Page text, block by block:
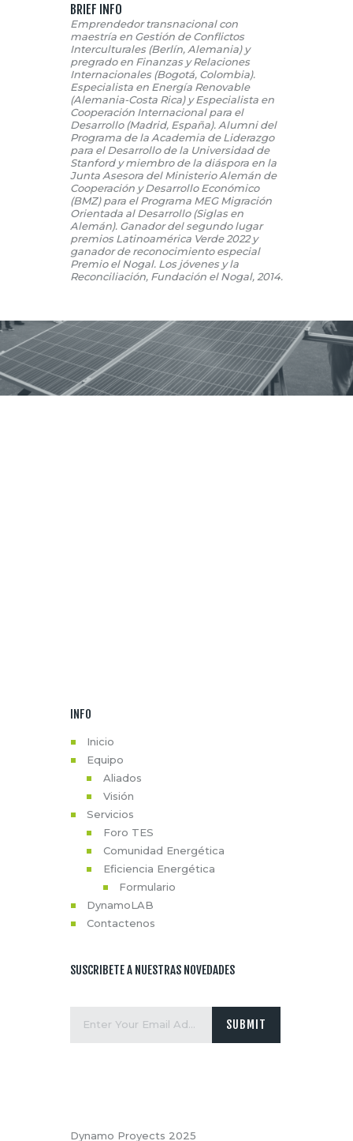
BRIEF INFO
Emprendedor transnacional con
maestría en Gestión de Conflictos
Interculturales (Berlín, Alemania) y
pregrado en Finanzas y Relaciones
Internacionales (Bogotá, Colombia).
Especialista en Energía Renovable
(Alemania-Costa Rica) y Especialista en
Cooperación Internacional para el
Desarrollo (Madrid, España). Alumni del
Programa de la Academia de Liderazgo
para el Desarrollo de la Universidad de
Stanford y miembro de la diáspora en la
Junta Asesora del Ministerio Alemán de
Cooperación y Desarrollo Económico
(BMZ) para el Programa MEG Migración
Orientada al Desarrollo (Siglas en
Alemán). Ganador del segundo lugar
premios Latinoamérica Verde 2022 y
ganador de reconocimiento especial
Premio el Nogal. Los jóvenes y la
Reconciliación, Fundación el Nogal, 2014.
INFO
Inicio
Equipo
Aliados
Visión
Servicios
Foro TES
Comunidad Energética
Eficiencia Energética
Formulario
DynamoLAB
Contactenos
SUSCRIBETE A NUESTRAS NOVEDADES
Dynamo Proyects 2025